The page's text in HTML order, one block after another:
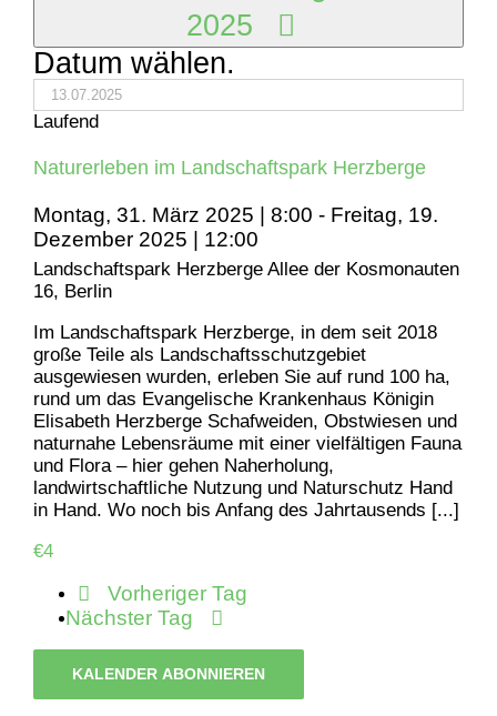
2025
Datum wählen.
Laufend
Naturerleben im Landschaftspark Herzberge
Montag, 31. März 2025 | 8:00 - Freitag, 19.
Dezember 2025 | 12:00
Landschaftspark Herzberge Allee der Kosmonauten
16, Berlin
Im Landschaftspark Herzberge, in dem seit 2018
große Teile als Landschaftsschutzgebiet
ausgewiesen wurden, erleben Sie auf rund 100 ha,
rund um das Evangelische Krankenhaus Königin
Elisabeth Herzberge Schafweiden, Obstwiesen und
naturnahe Lebensräume mit einer vielfältigen Fauna
und Flora – hier gehen Naherholung,
landwirtschaftliche Nutzung und Naturschutz Hand
in Hand. Wo noch bis Anfang des Jahrtausends [...]
€4
Vorheriger Tag
Nächster Tag
KALENDER ABONNIEREN